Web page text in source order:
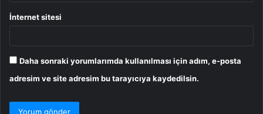
İnternet sitesi
Daha sonraki yorumlarımda kullanılması için adım, e-posta
adresim ve site adresim bu tarayıcıya kaydedilsin.